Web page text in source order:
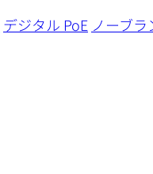
デジタル PoE ノーブラ